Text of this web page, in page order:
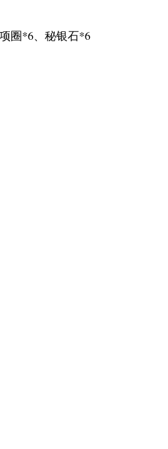
圈*6、秘银石*6